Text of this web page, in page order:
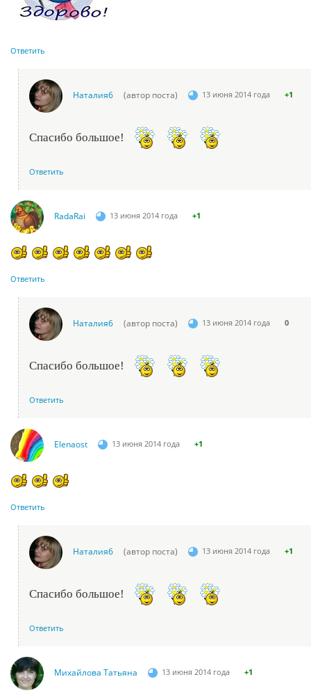
Ответить
Наталия6 (автор поста) 13 июня 2014 года +1
Спасибо большое!
Ответить
RadaRai 13 июня 2014 года +1
Ответить
Наталия6 (автор поста) 13 июня 2014 года 0
Спасибо большое!
Ответить
Elenaost 13 июня 2014 года +1
Ответить
Наталия6 (автор поста) 13 июня 2014 года +1
Спасибо большое!
Ответить
Михайлова Татьяна 13 июня 2014 года +1